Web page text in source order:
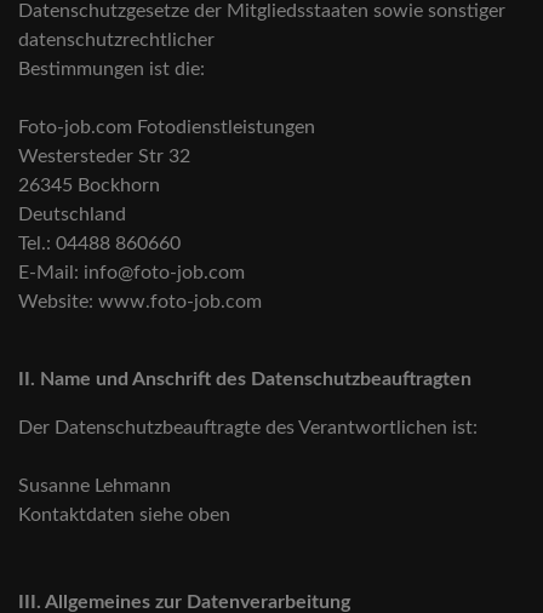
Datenschutzgesetze der Mitgliedsstaaten sowie sonstiger
datenschutzrechtlicher
Bestimmungen ist die:
Foto-job.com Fotodienstleistungen
Westersteder Str 32
26345 Bockhorn
Deutschland
Tel.: 04488 860660
E-Mail: info@foto-job.com
Website: www.foto-job.com
II. Name und Anschrift des Datenschutzbeauftragten
Der Datenschutzbeauftragte des Verantwortlichen ist:
Susanne Lehmann
Kontaktdaten siehe oben
III. Allgemeines zur Datenverarbeitung